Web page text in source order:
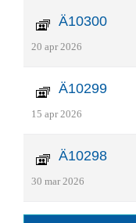
Ä10300
20 apr 2026
Ä10299
15 apr 2026
Ä10298
30 mar 2026